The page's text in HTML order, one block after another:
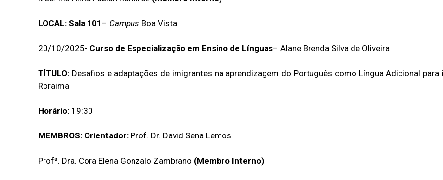
LOCAL: Sala 101 – Campus Boa Vista
20/10/2025- Curso de Especialização em Ensino de Línguas– Alane Brenda Silva de Oliveira
TÍTULO: Desafios e adaptações de imigrantes na aprendizagem do Português como Língua Adicional
Roraima
Horário: 19:30
MEMBROS: Orientador: Prof. Dr. David Sena Lemos
Profª. Dra. Cora Elena Gonzalo Zambrano (Membro Interno)